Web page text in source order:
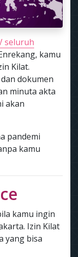
seluruh
kamu
Kilat.
dan dokumen
minuta akta
akan
pandemi
kamu
kamu ingin
Izin Kilat
yang bisa